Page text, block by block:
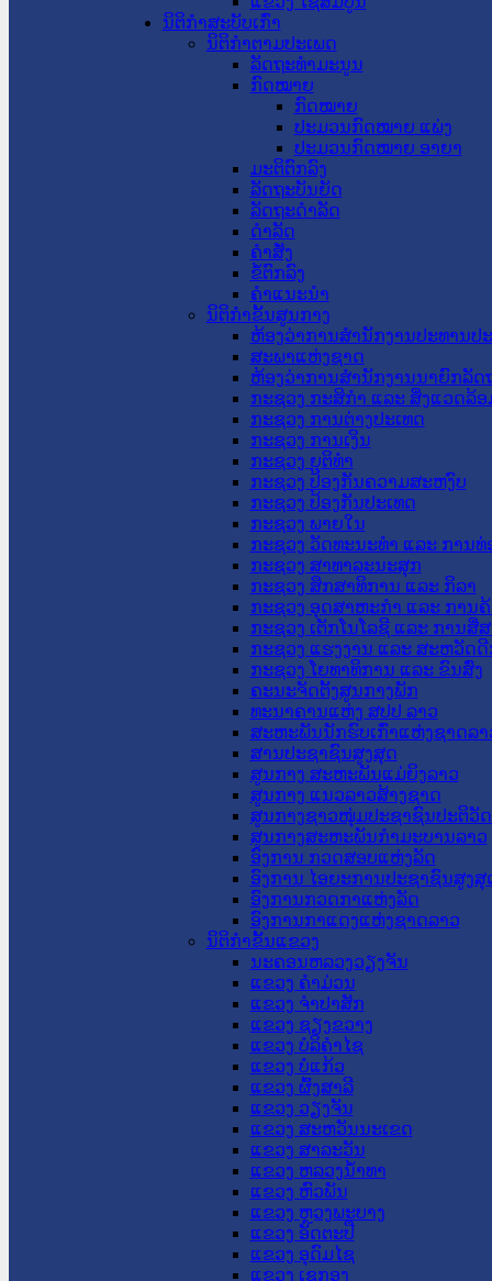
ນິຕິກໍາສະບັບເກົ່າ
ນິຕິກຳຕາມປະເພດ
ລັດຖະທໍາມະນູນ
ກົດໝາຍ
ກົດໝາຍ
ປະມວນກົດໝາຍ ແພ່ງ
ປະມວນກົດໝາຍ ອາຍາ
ມະຕິຕົກລົງ
ລັດຖະບັນຍັດ
ລັດຖະດໍາລັດ
ດໍາລັດ
ຄໍາສັ່ງ
ຂໍ້ຕົກລົງ
ຄໍາແນະນໍາ
ນິຕິກໍາຂັ້ນສູນກາງ
ຫ້ອງວ່າການສໍານັກງານປະທານປ
ສະພາແຫ່ງຊາດ
ຫ້ອງວ່າການສຳນັກງານນາຍົກລັດ
ກະຊວງ ກະສິກຳ ແລະ ສິ່ງແວດລ້ອ
ກະຊວງ ການຕ່າງປະເທດ
ກະຊວງ ການເງິນ
ກະຊວງ ຍຸຕິທໍາ
ກະຊວງ ປ້ອງກັນຄວາມສະຫງົບ
ກະຊວງ ປ້ອງກັນປະເທດ
ກະຊວງ ພາຍໃນ
ກະຊວງ ວັດທະນະທຳ ແລະ ການທ່
ກະຊວງ ສາທາລະນະສຸກ
ກະຊວງ ສຶກສາທິການ ແລະ ກິລາ
ກະຊວງ ອຸດສາຫະກຳ ແລະ ການຄ້
ກະຊວງ ເຕັກໂນໂລຊີ ແລະ ການສື່
ກະຊວງ ແຮງງານ ແລະ ສະຫວັດ
ກະຊວງ ໂຍທາທິການ ແລະ ຂົນສົ່ງ
ຄະນະຈັດຕັ້ງສູນກາງພັກ
ທະນາຄານແຫ່ງ ສປປ ລາວ
ສະຫະພັນນັກຮົບເກົ່າແຫ່ງຊາດລາ
ສານປະຊາຊົນສູງສຸດ
ສູນກາງ ສະຫະພັນແມ່ຍິງລາວ
ສູນກາງ ແນວລາວສ້າງຊາດ
ສູນກາງຊາວໜຸ່ມປະຊາຊົນປະຕິວັ
ສູນກາງສະຫະພັນກຳມະບານລາວ
ອົງການ ກວດສອບແຫ່ງລັດ
ອົງການ ໄອຍະການປະຊາຊົນສູງສຸ
ອົງການກວດກາແຫ່ງລັດ
ອົງການກາແດງແຫ່ງຊາດລາວ
ນິຕິກໍາຂັ້ນແຂວງ
ນະ​ຄອນ​ຫລວງວຽງຈັນ
ແຂວງ ຄໍາມ່ວນ
ແຂວງ ຈໍາປາສັກ
ແຂວງ ຊຽງຂວາງ
ແຂວງ ບໍລິຄໍາໄຊ
ແຂວງ ບໍ່ແກ້ວ
ແຂວງ ຜົ້ງສາລີ
ແຂວງ ວຽງຈັນ
ແຂວງ ສະຫວັນນະເຂດ
ແຂວງ ສາລະວັນ
ແຂວງ ຫລວງນໍ້າທາ
ແຂວງ ຫົວພັນ
ແຂວງ ຫຼວງພະບາງ
ແຂວງ ອັດຕະປື
ແຂວງ ອຸດົມໄຊ
ແຂວງ ເຊກອງ